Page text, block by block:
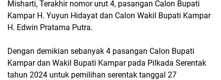
Misharti, Terakhir nomor urut 4, pasangan Calon Bupati
Kampar H. Yuyun Hidayat dan Calon Wakil Bupati Kampar
H. Edwin Pratama Putra.
Dengan demikian sebanyak 4 pasangan Calon Bupati
Kampar dan Wakil Bupati Kampar pada Pilkada Serentak
tahun 2024 untuk pemilihan serentak tanggal 27